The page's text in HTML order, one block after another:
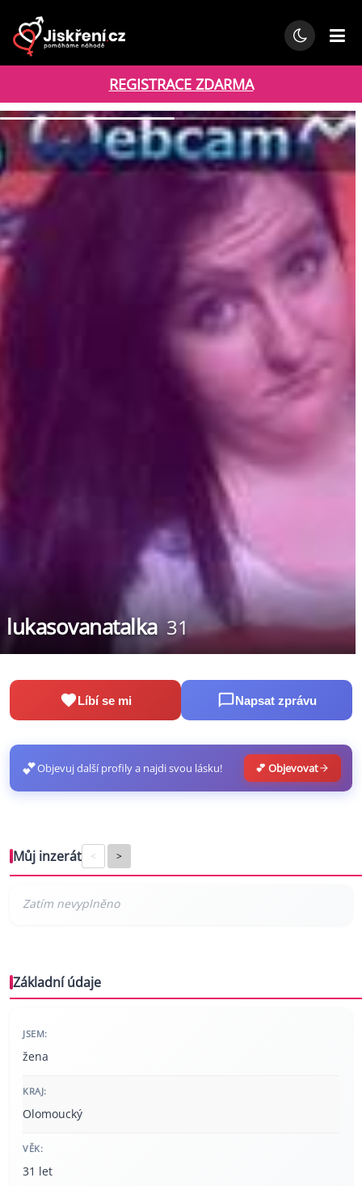
REGISTRACE ZDARMA
lukasovanatalka 31
Líbí se mi Napsat zprávu
💕Objevuj další profily a najdi svou lásku! 💕 Objevovat
Můj inzerát < >
Základní údaje
JSEM:
žena
KRAJ:
Olomoucký
VĚK:
31 let